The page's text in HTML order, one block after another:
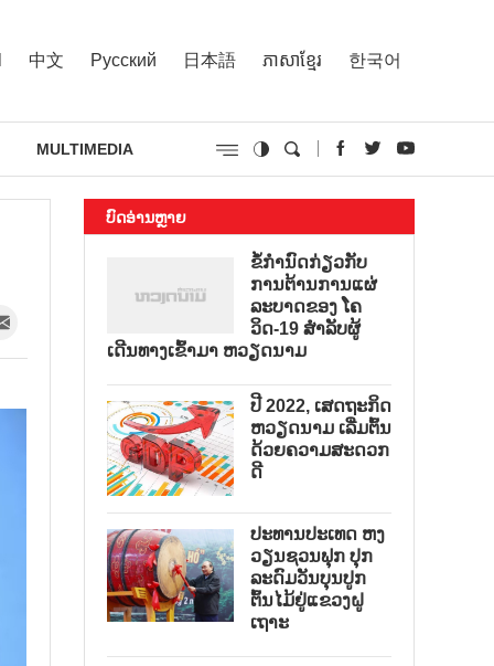
中文 Русский 日本語 ភាសាខ្មែរ 한국어
MULTIMEDIA
ບົດອ່ານຫຼາຍ
ຂໍ້ກຳນົດກ່ຽວກັບ
ການຕ້ານການແຜ່
ລະບາດຂອງ ໂຄ
ວິດ-19 ສຳລັບຜູ້
ເດີນທາງເຂົ້າມາ ຫວຽດນາມ
ປີ 2022, ເສດຖະກິດ
ຫວຽດນາມ ເລີ່ມຕົ້ນ
ດ້ວຍຄວາມສະດວກ
ດີ
ປະທານປະເທດ ຫງ
ວຽນຊວນຟຸກ ປຸກ
ລະດົມວັນບຸນປູກ
ຕົ້ນໄມ້ຢູ່ແຂວງຝູ
ເຖາະ